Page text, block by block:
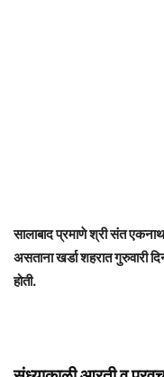
सालाबाद प्रमाणे श्री संत
असताना खर्डा शहरात गुरुवारी
होती.